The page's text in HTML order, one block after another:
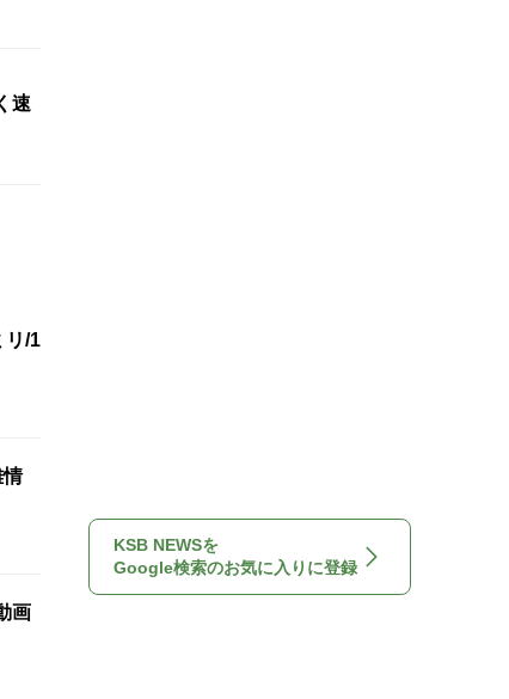
速
リ/1
画
KSB NEWSを
Google検索のお気に入りに登録